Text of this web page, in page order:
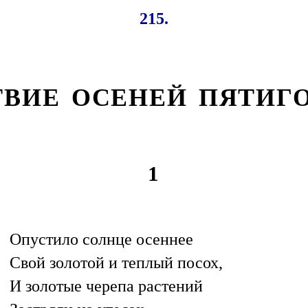
215.
ОСЕНЕЙ
1
Опустило солнце осеннее
Свой золотой и теплый посох,
И золотые черепа растений